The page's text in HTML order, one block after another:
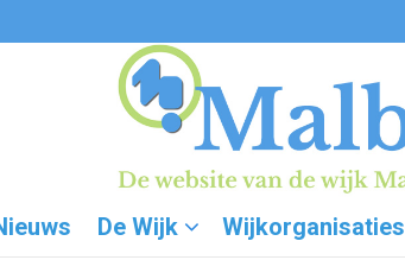
De Wijk Wijkorganisaties